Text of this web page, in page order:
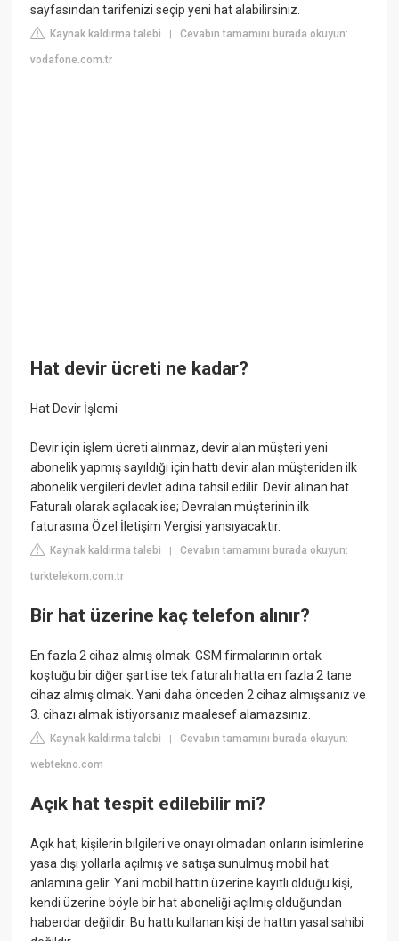
sayfasından tarifenizi seçip yeni hat alabilirsiniz.
Kaynak kaldırma talebi |Cevabın tamamını burada okuyun:
vodafone.com.tr
Hat devir ücreti ne kadar?
Hat Devir İşlemi
Devir için işlem ücreti alınmaz, devir alan müşteri yeni
abonelik yapmış sayıldığı için ​hattı devir alan müşteriden ilk
abonelik vergileri devlet adına tahsil edilir. Devir alınan hat
Faturalı olarak açılacak ise; Devralan müşterinin ilk
faturasına Özel İletişim Vergisi yansıyacaktır.
Kaynak kaldırma talebi |Cevabın tamamını burada okuyun:
turktelekom.com.tr
Bir hat üzerine kaç telefon alınır?
En fazla 2 cihaz almış olmak: GSM firmalarının ortak
koştuğu bir diğer şart ise tek faturalı hatta en fazla 2 tane
cihaz almış olmak. Yani daha önceden 2 cihaz almışsanız ve
3. cihazı almak istiyorsanız maalesef alamazsınız.
Kaynak kaldırma talebi |Cevabın tamamını burada okuyun:
webtekno.com
Açık hat tespit edilebilir mi?
Açık hat; kişilerin bilgileri ve onayı olmadan onların isimlerine
yasa dışı yollarla açılmış ve satışa sunulmuş mobil hat
anlamına gelir. Yani mobil hattın üzerine kayıtlı olduğu kişi,
kendi üzerine böyle bir hat aboneliği açılmış olduğundan
haberdar değildir. Bu hattı kullanan kişi de hattın yasal sahibi